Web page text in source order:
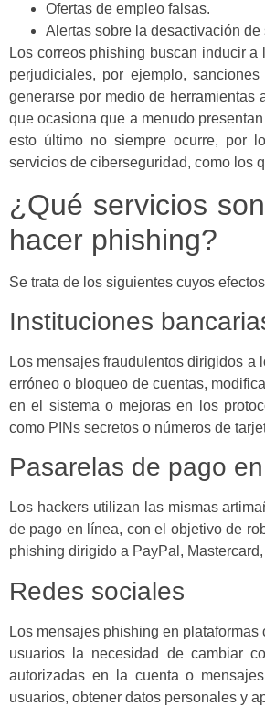
Ofertas de empleo falsas.
Alertas sobre la desactivación de
Los correos phishing buscan inducir
perjudiciales, por ejemplo,
generarse por medio de herramientas
que ocasiona que a menudo
esto último no siempre ocurre, por
servicios de ciberseguridad, como los
¿Qué servicios
hacer phishing?
Se trata de los siguientes cuyos
Instituciones
Los mensajes fraudulentos dirigidos
erróneo o bloqueo de cuentas,
en el sistema o mejoras en los
como PINs secretos o números de
Pasarelas de pago
Los hackers utilizan las mismas
de pago en línea, con el objetivo de
phishing dirigido a PayPal,
Redes sociales
Los mensajes phishing en
usuarios la necesidad de cambiar
autorizadas en la cuenta o
usuarios, obtener datos personales y